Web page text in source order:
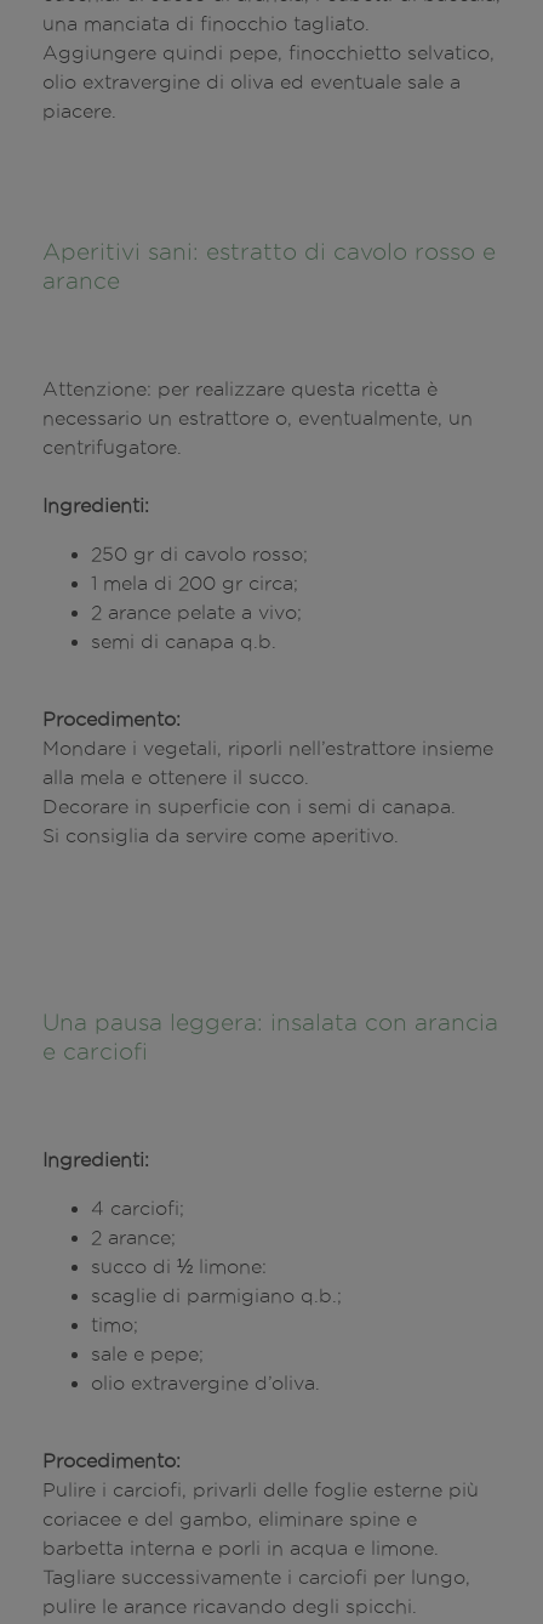
una manciata di finocchio tagliato.
Aggiungere quindi pepe, finocchietto selvatico,
olio extravergine di oliva ed eventuale sale a
piacere.
Aperitivi sani: estratto di cavolo rosso e
arance
Attenzione: per realizzare questa ricetta è
necessario un estrattore o, eventualmente, un
centrifugatore.
Ingredienti:
250 gr di cavolo rosso;
1 mela di 200 gr circa;
2 arance pelate a vivo;
semi di canapa q.b.
Procedimento:
Mondare i vegetali, riporli nell’estrattore insieme
alla mela e ottenere il succo.
Decorare in superficie con i semi di canapa.
Si consiglia da servire come aperitivo.
Una pausa leggera: insalata con arancia
e carciofi
Ingredienti:
4 carciofi;
2 arance;
succo di ½ limone:
scaglie di parmigiano q.b.;
timo;
sale e pepe;
olio extravergine d’oliva.
Procedimento:
Pulire i carciofi, privarli delle foglie esterne più
coriacee e del gambo, eliminare spine e
barbetta interna e porli in acqua e limone.
Tagliare successivamente i carciofi per lungo,
pulire le arance ricavando degli spicchi.